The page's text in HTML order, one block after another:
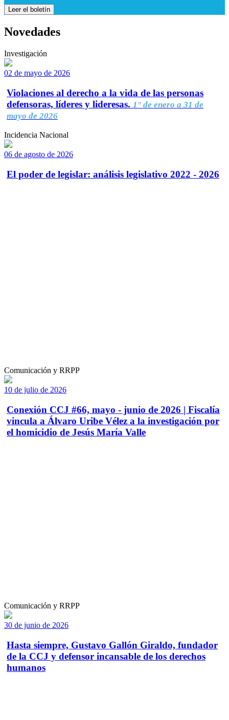
Leer el boletín
Novedades
Investigación
02 de mayo de 2026
Violaciones al derecho a la vida de las personas
defensoras, líderes y lideresas. 1° de enero a 31 de
mayo de 2026
Incidencia Nacional
06 de agosto de 2026
El poder de legislar: análisis legislativo 2022 - 2026
Comunicación y RRPP
10 de julio de 2026
Conexión CCJ #66, mayo - junio de 2026 | Fiscalía
vincula a Álvaro Uribe Vélez a la investigación por
el homicidio de Jesús María Valle
Comunicación y RRPP
30 de junio de 2026
Hasta siempre, Gustavo Gallón Giraldo, fundador
de la CCJ y defensor incansable de los derechos
humanos